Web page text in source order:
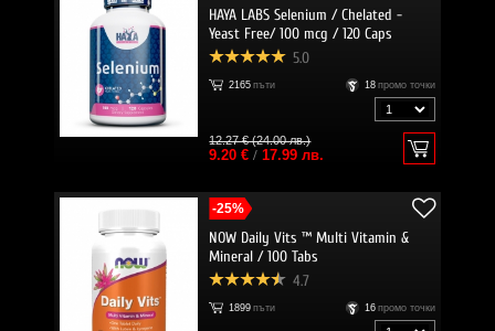
HAYA LABS Selenium / Chelated -
Yeast Free/ 100 mcg / 120 Caps
5.0
2165 пъти 18 промо точки
12.27 € (24.00 лв.)
9.20 €/ 17.99 лв.
-25%
NOW Daily Vits ™ Multi Vitamin &
Mineral / 100 Tabs
4.7
1899 пъти 16 промо точки